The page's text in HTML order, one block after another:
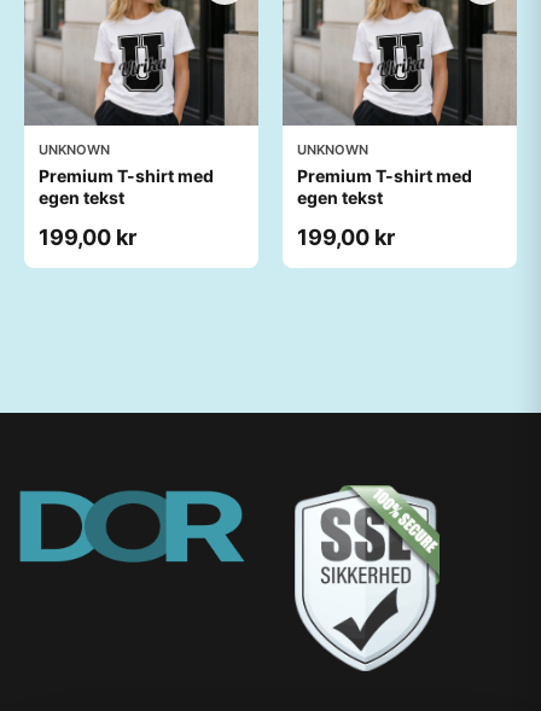
UNKNOWN
Premium T-shirt med
egen tekst
199,00 kr
UNKNOWN
Premium T-shirt med
egen tekst
199,00 kr